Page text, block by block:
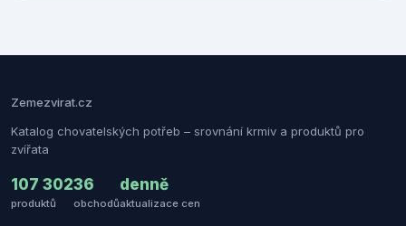
Zemezvirat.cz
Katalog chovatelských potřeb – srovnání krmiv a produktů pro
zvířata
107 302
produktů
36
obchodů
denně
aktualizace cen